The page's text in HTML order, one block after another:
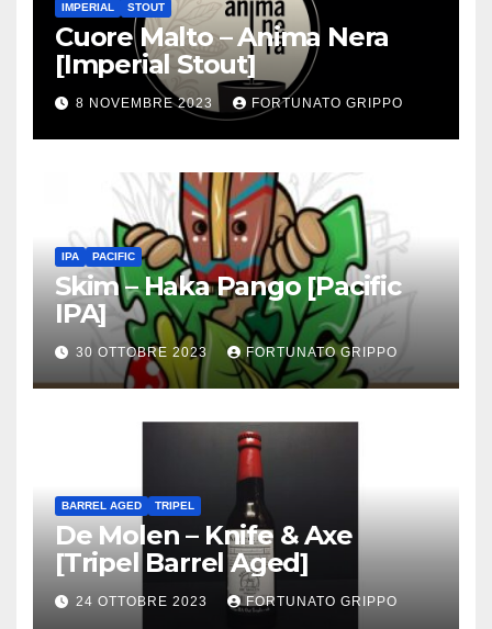
IMPERIAL STOUT
Cuore Malto – Anima Nera
[Imperial Stout]
8 NOVEMBRE 2023 FORTUNATO GRIPPO
IPA PACIFIC
Skim – Haka Pango [Pacific
IPA]
30 OTTOBRE 2023 FORTUNATO GRIPPO
BARREL AGED TRIPEL
De Molen – Knife & Axe
[Tripel Barrel Aged]
24 OTTOBRE 2023 FORTUNATO GRIPPO